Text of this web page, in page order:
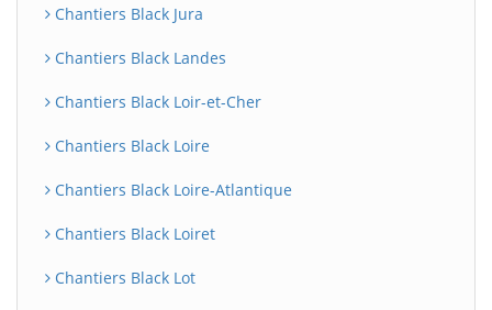
Chantiers Black Jura
Chantiers Black Landes
Chantiers Black Loir-et-Cher
Chantiers Black Loire
Chantiers Black Loire-Atlantique
Chantiers Black Loiret
Chantiers Black Lot